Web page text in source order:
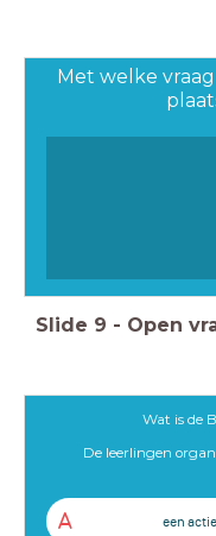
Met welke
Slide 9 - Open
Wat is de
De leerlingen
A een actie